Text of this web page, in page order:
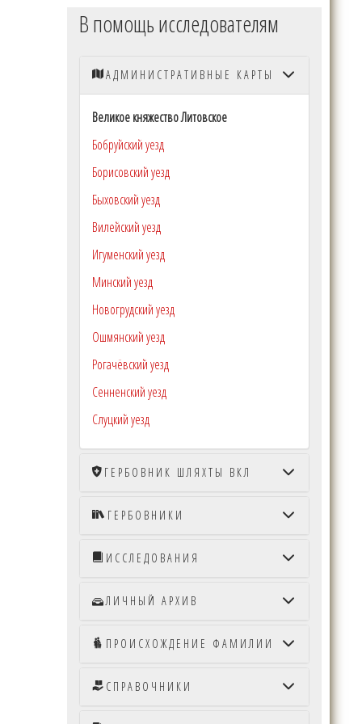
В помощь исследователям
АДМИНИСТРАТИВНЫЕ КАРТЫ
Великое княжество Литовское
Бобруйский уезд
Борисовский уезд
Быховский уезд
Вилейский уезд
Игуменский уезд
Минский уезд
Новогрудский уезд
Ошмянский уезд
Рогачёвский уезд
Сенненский уезд
Слуцкий уезд
ГЕРБОВНИК ШЛЯХТЫ ВКЛ
ГЕРБОВНИКИ
ИССЛЕДОВАНИЯ
ЛИЧНЫЙ АРХИВ
ПРОИСХОЖДЕНИЕ ФАМИЛИИ
CПРАВОЧНИКИ